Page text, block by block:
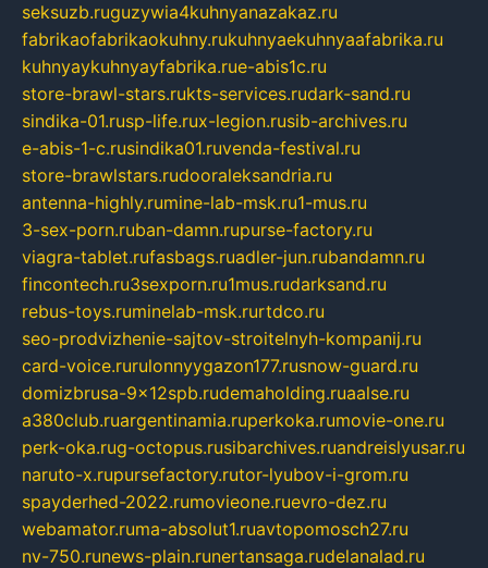
seksuzb.ruguzywia4kuhnyanazakaz.ru
fabrikaofabrikaokuhny.rukuhnyaekuhnyaafabrika.ru
kuhnyaykuhnyayfabrika.rue-abis1c.ru
store-brawl-stars.rukts-services.rudark-sand.ru
sindika-01.rusp-life.rux-legion.rusib-archives.ru
e-abis-1-c.rusindika01.ruvenda-festival.ru
store-brawlstars.rudooraleksandria.ru
antenna-highly.rumine-lab-msk.ru1-mus.ru
3-sex-porn.ruban-damn.rupurse-factory.ru
viagra-tablet.rufasbags.ruadler-jun.rubandamn.ru
fincontech.ru3sexporn.ru1mus.rudarksand.ru
rebus-toys.ruminelab-msk.rurtdco.ru
seo-prodvizhenie-sajtov-stroitelnyh-kompanij.ru
card-voice.rurulonnyygazon177.rusnow-guard.ru
domizbrusa-9x12spb.rudemaholding.ruaalse.ru
a380club.ruargentinamia.ruperkoka.rumovie-one.ru
perk-oka.rug-octopus.rusibarchives.ruandreislyusar.ru
naruto-x.rupursefactory.rutor-lyubov-i-grom.ru
spayderhed-2022.rumovieone.ruevro-dez.ru
webamator.ruma-absolut1.ruavtopomosch27.ru
nv-750.runews-plain.runertansaga.rudelanalad.ru